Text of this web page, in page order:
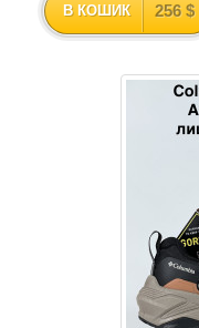
В КОШИК 256 $